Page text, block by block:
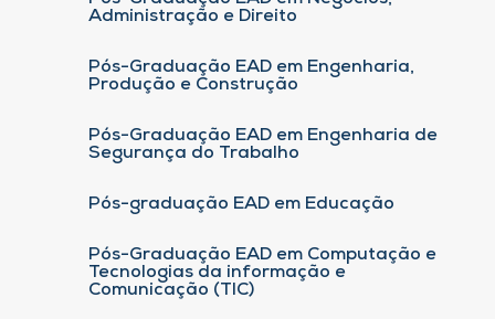
Administração e Direito
Pós-Graduação EAD em Engenharia,
Produção e Construção
Pós-Graduação EAD em Engenharia de
Segurança do Trabalho
Pós-graduação EAD em Educação
Pós-Graduação EAD em Computação e
Tecnologias da informação e
Comunicação (TIC)